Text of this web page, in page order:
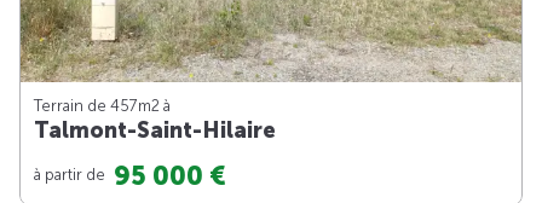
Terrain de 457m2 à
Talmont-Saint-Hilaire
à partir de 95 000 €